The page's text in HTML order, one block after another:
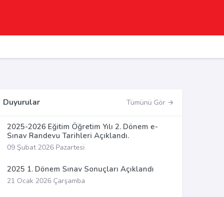
Duyurular Tümünü Gör
2025-2026 Eğitim Öğretim Yılı 2. Dönem e-
Sınav Randevu Tarihleri Açıklandı.
09 Şubat 2026 Pazartesi
2025 1. Dönem Sınav Sonuçları Açıklandı
21 Ocak 2026 Çarşamba